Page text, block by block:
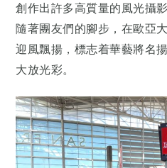
創作出許多高質量的風光攝
隨著團友們的腳步，在歐亞
迎風飄揚，標志着華藝將名
大放光彩。